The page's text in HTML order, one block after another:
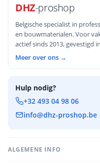
DHZ-proshop
Belgische specialist in
en bouwmaterialen. Voor
actief sinds 2013, gevestigd
Meer over ons →
Hulp nodig?
+32 493 04 98 06
info@dhz-proshop.be
ALGEMENE INFO